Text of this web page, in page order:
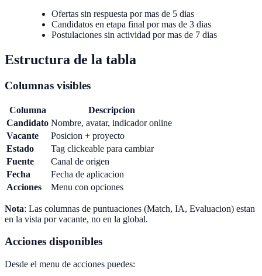
Ofertas sin respuesta por mas de 5 dias
Candidatos en etapa final por mas de 3 dias
Postulaciones sin actividad por mas de 7 dias
Estructura de la tabla
Columnas visibles
Columna
Descripcion
Candidato Nombre, avatar, indicador online
Vacante
Posicion + proyecto
Estado
Tag clickeable para cambiar
Fuente
Canal de origen
Fecha
Fecha de aplicacion
Acciones
Menu con opciones
Nota: Las columnas de puntuaciones (Match, IA, Evaluacion) estan
en la vista por vacante, no en la global.
Acciones disponibles
Desde el menu de acciones puedes: